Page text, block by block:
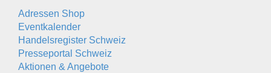
Adressen Shop
Eventkalender
Handelsregister Schweiz
Presseportal Schweiz
Aktionen & Angebote